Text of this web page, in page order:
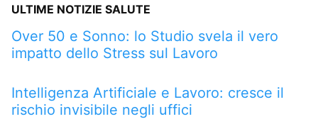
ULTIME NOTIZIE SALUTE
Over 50 e Sonno: lo Studio svela il vero
impatto dello Stress sul Lavoro
Intelligenza Artificiale e Lavoro: cresce il
rischio invisibile negli uffici